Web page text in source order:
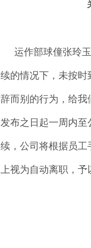
运作部球僮张玲
续的情况下，未按
辞而别的行为，给
发布之日起一周内
续，公司将根据员
上视为自动离职，